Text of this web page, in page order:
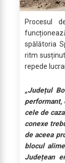
Procesul
spălătoria
ritm
repede
„Județul
performant,
cele de
conexe
de aceea
blocul
Județean